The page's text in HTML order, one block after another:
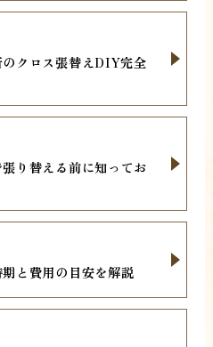
クロス張替えDIY完全
り替える前に知ってお
と費用の目安を解説